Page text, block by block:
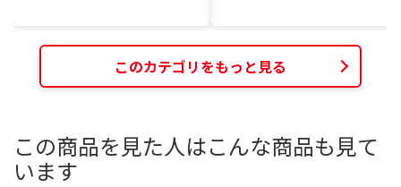
このカテゴリをもっと見る
この商品を見た人はこんな商品も見て
います